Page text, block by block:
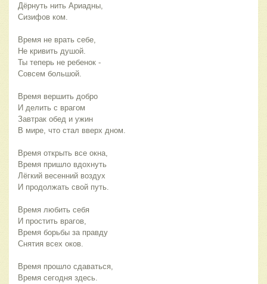
Дёрнуть нить Ариадны,
Сизифов ком.
Время не врать себе,
Не кривить душой.
Ты теперь не ребенок -
Совсем большой.
Время вершить добро
И делить с врагом
Завтрак обед и ужин
В мире, что стал вверх дном.
Время открыть все окна,
Время пришло вдохнуть
Лёгкий весенний воздух
И продолжать свой путь.
Время любить себя
И простить врагов,
Время борьбы за правду
Снятия всех оков.
Время прошло сдаваться,
Время сегодня здесь.